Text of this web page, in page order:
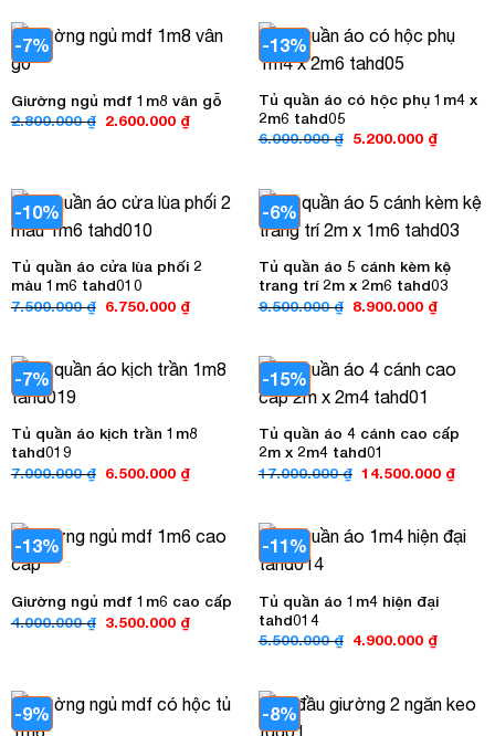
4.000.000 ₫.
-7%
Giường ngủ mdf 1m8 vân gỗ
2.800.000₫ Giá
2.600.000 ₫Giá
hiện
-13%
Tủ quần áo có hộc phụ 1m4 x
2m6 tahd05
6.000.000₫ Giá
5.200.000 ₫Giá
hiện
-10%
Tủ quần áo cửa lùa phối 2
màu 1m6 tahd010
7.500.000₫ Giá
6.750.000 ₫Giá
hiện
6.750.000 ₫.
-6%
Tủ quần áo 5 cánh kèm kệ
trang trí 2m x 2m6 tahd03
9.500.000₫ Giá
8.900.000 ₫Giá
hiện
-7%
Tủ quần áo kịch trần 1m8
tahd019
7.000.000₫ Giá
6.500.000 ₫Giá
hiện
6.500.000 ₫.
-15%
Tủ quần áo 4 cánh cao cấp
2m x 2m4 tahd01
17.000.000₫ Giá
14.500.000 ₫Giá
hiện
-13%
Giường ngủ mdf 1m6 cao cấp
4.000.000₫ Giá
3.500.000 ₫Giá
hiện
-11%
Tủ quần áo 1m4 hiện đại
tahd014
5.500.000₫ Giá
4.900.000 ₫Giá
hiện
-9% -8%